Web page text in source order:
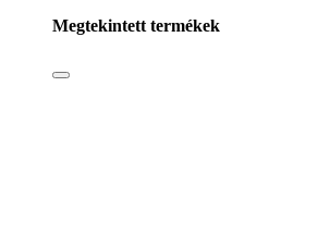
Megtekintett termékek